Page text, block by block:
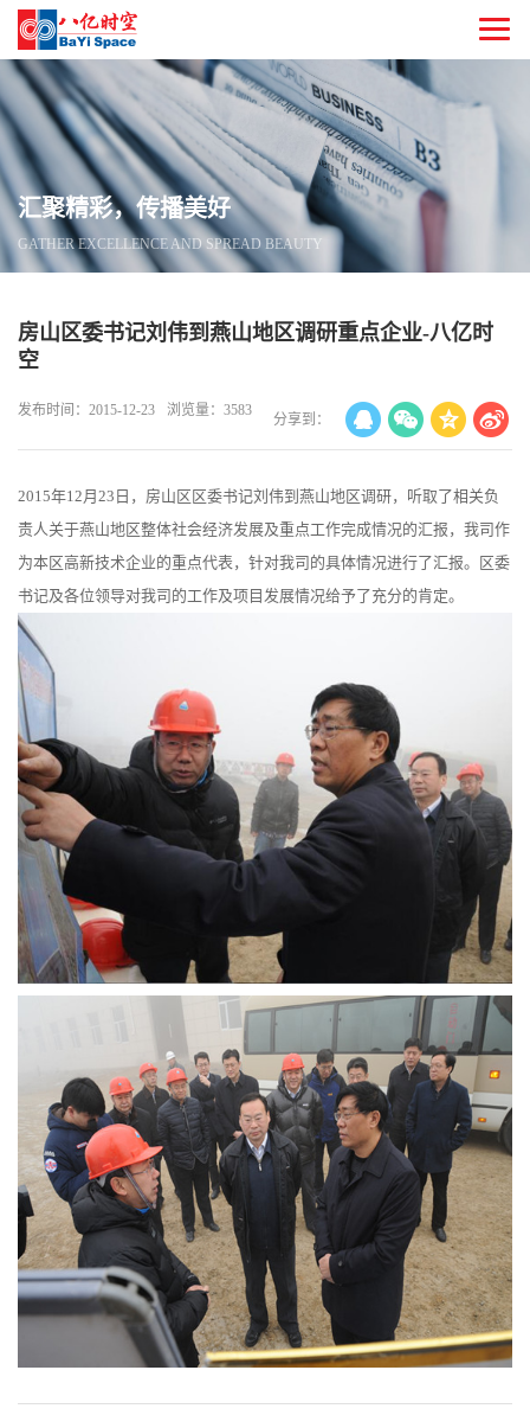
汇聚精彩，传播美好
GATHER EXCELLENCE AND SPREAD BEAUTY
房山区委书记刘伟到燕山地区调研重点企业-八亿时
空
发布时间：2015-12-23 浏览量：3583
分享到：
2015年12月23日，房山区区委书记刘伟到燕山地区调研，听取了相关负
责人关于燕山地区整体社会经济发展及重点工作完成情况的汇报，我司作
为本区高新技术企业的重点代表，针对我司的具体情况进行了汇报。区委
书记及各位领导对我司的工作及项目发展情况给予了充分的肯定。